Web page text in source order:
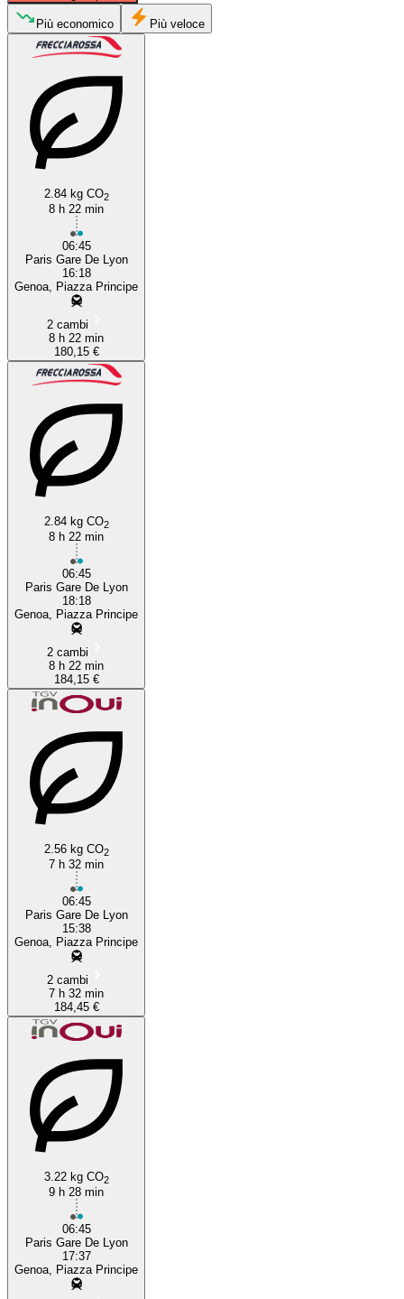
Paris
Più economico Più veloce
2.84 kg CO2
8 h 22 min
06:45
Paris Gare De Lyon
16:18
Genoa, Piazza Principe
2 cambi
8 h 22 min
180,15 €
2.84 kg CO2
8 h 22 min
06:45
Paris Gare De Lyon
18:18
Genoa, Piazza Principe
2 cambi
8 h 22 min
184,15 €
2.56 kg CO2
7 h 32 min
06:45
Paris Gare De Lyon
15:38
Genoa, Piazza Principe
2 cambi
7 h 32 min
184,45 €
3.22 kg CO2
9 h 28 min
06:45
Paris Gare De Lyon
17:37
Genoa, Piazza Principe